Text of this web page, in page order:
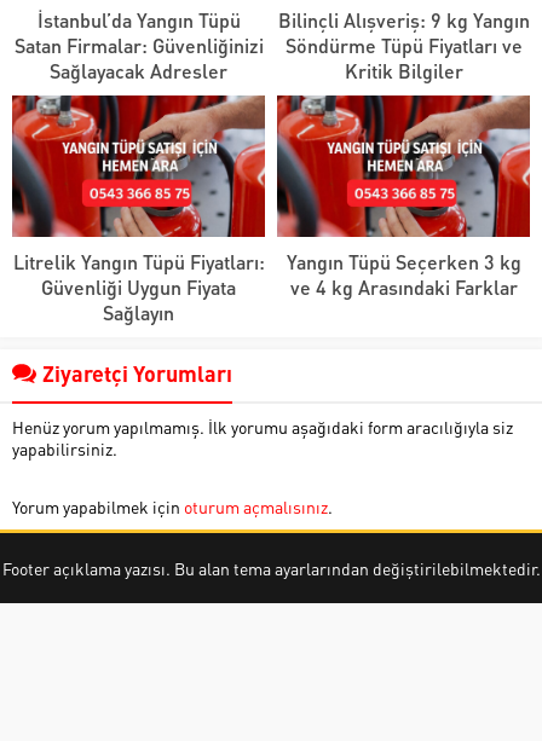
İstanbul’da Yangın Tüpü
Satan Firmalar: Güvenliğinizi
Sağlayacak Adresler
Bilinçli Alışveriş: 9 kg Yangın
Söndürme Tüpü Fiyatları ve
Kritik Bilgiler
Litrelik Yangın Tüpü Fiyatları:
Güvenliği Uygun Fiyata
Sağlayın
Yangın Tüpü Seçerken 3 kg
ve 4 kg Arasındaki Farklar
Ziyaretçi Yorumları
Henüz yorum yapılmamış. İlk yorumu aşağıdaki form aracılığıyla siz
yapabilirsiniz.
Yorum yapabilmek için oturum açmalısınız.
Footer açıklama yazısı. Bu alan tema ayarlarından değiştirilebilmektedir.